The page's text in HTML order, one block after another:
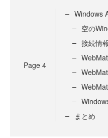
Page 4
Windows
空の
接続情
まとめ